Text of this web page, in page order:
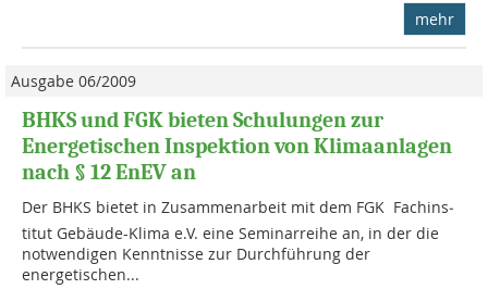
mehr
Ausgabe 06/2009
BHKS und FGK bieten Schulungen zur
Energetischen Inspektion von Klimaanlagen
nach § 12 EnEV an
Der BHKS bietet in Zu­sam­men­ar­beit mit dem FGK  Fach­ins­
titut Gebäude-Klima e.V. eine Seminar­reihe an, in der die
not­wendigen Kenntnisse zur Durch­füh­rung der
energetischen...